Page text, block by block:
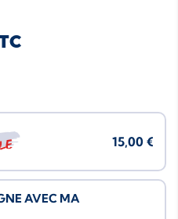
15,00 €
AVEC MA